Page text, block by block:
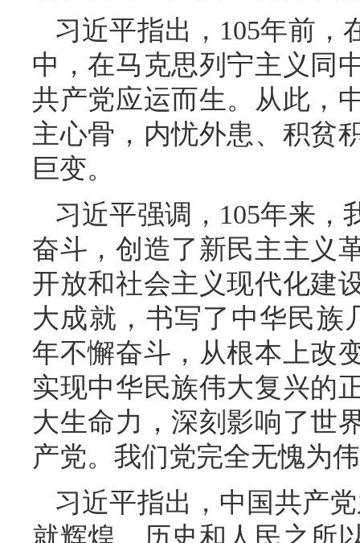
习近平指出，105年前，
中，在马克思列宁主义同
共产党应运而生。从此，
主心骨，内忧外患、积贫
巨变。
习近平强调，105年来，
奋斗，创造了新民主主义
开放和社会主义现代化建
大成就，书写了中华民族
年不懈奋斗，从根本上改
实现中华民族伟大复兴的
大生命力，深刻影响了世
产党。我们党完全无愧为
习近平指出，中国共产
就辉煌，历史和人民之所